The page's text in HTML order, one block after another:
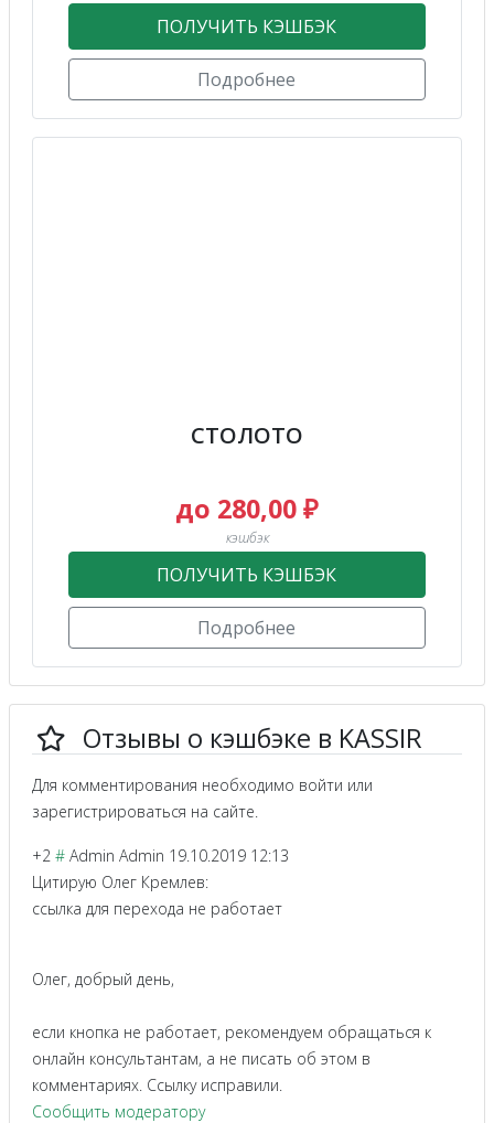
ПОЛУЧИТЬ КЭШБЭК
Подробнее
СТОЛОТО
до 280,00 ₽
кэшбэк
ПОЛУЧИТЬ КЭШБЭК
Подробнее
Отзывы о кэшбэке в KASSIR
Для комментирования необходимо войти или
зарегистрироваться на сайте.
+2 # Admin Admin 19.10.2019 12:13
Цитирую Олег Кремлев:
ссылка для перехода не работает
Олег, добрый день,
если кнопка не работает, рекомендуем обращаться к
онлайн консультантам, а не писать об этом в
комментариях. Ссылку исправили.
Сообщить модератору